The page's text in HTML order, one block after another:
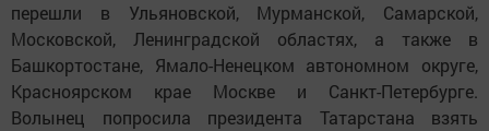
перешли в Ульяновской, Мурманской, Самарской,
Московской, Ленинградской областях, а также в
Башкортостане, Ямало-Ненецком автономном округе,
Красноярском крае Москве и Санкт-Петербурге.
Волынец попросила президента Татарстана взять